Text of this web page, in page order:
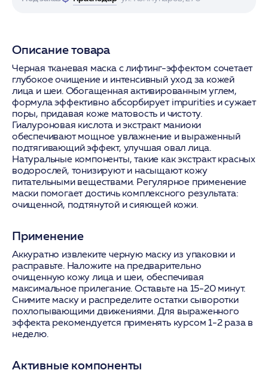
Описание товара
Черная тканевая маска с лифтинг-эффектом сочетает
глубокое очищение и интенсивный уход за кожей
лица и шеи. Обогащенная активированным углем,
формула эффективно абсорбирует impurities и сужает
поры, придавая коже матовость и чистоту.
Гиалуроновая кислота и экстракт маниоки
обеспечивают мощное увлажнение и выраженный
подтягивающий эффект, улучшая овал лица.
Натуральные компоненты, такие как экстракт красных
водорослей, тонизируют и насыщают кожу
питательными веществами. Регулярное применение
маски помогает достичь комплексного результата:
очищенной, подтянутой и сияющей кожи.
Применение
Аккуратно извлеките черную маску из упаковки и
расправьте. Наложите на предварительно
очищенную кожу лица и шеи, обеспечивая
максимальное прилегание. Оставьте на 15-20 минут.
Снимите маску и распределите остатки сыворотки
похлопывающими движениями. Для выраженного
эффекта рекомендуется применять курсом 1-2 раза в
неделю.
Активные компоненты